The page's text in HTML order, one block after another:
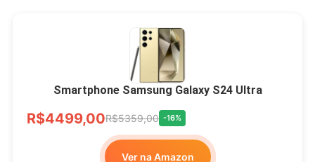
Smartphone Samsung Galaxy S24 Ultra
R$4499,00R$5359,00 -16%
Ver na Amazon